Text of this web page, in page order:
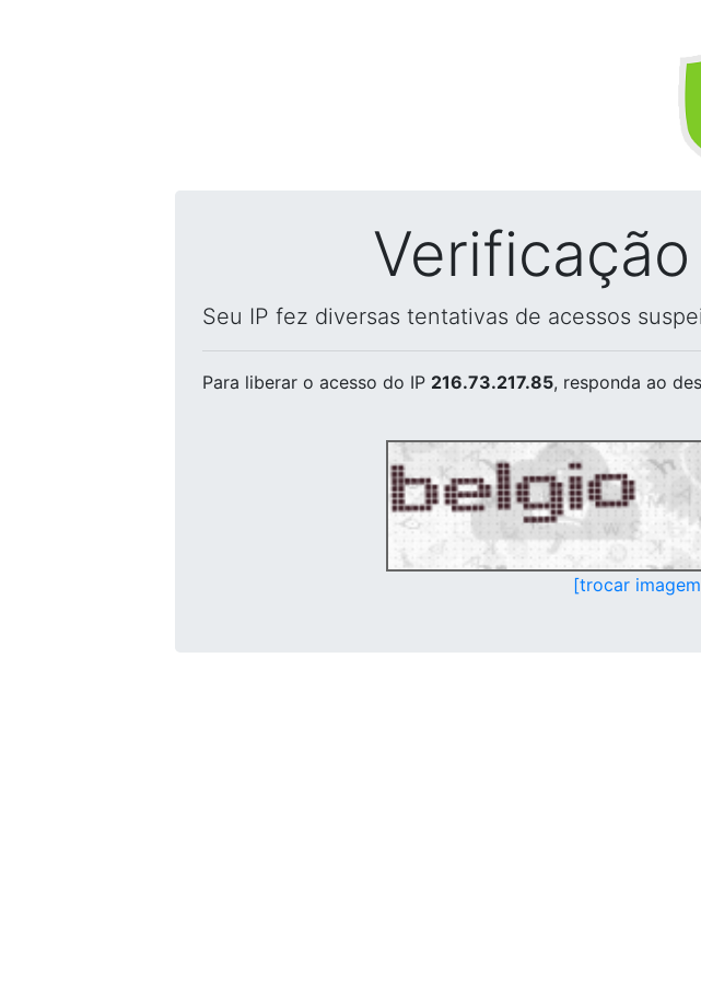
Seu IP fez diversas tentativas de acessos
Para liberar o acesso do IP 216.73.217.85, responda ao
[trocar